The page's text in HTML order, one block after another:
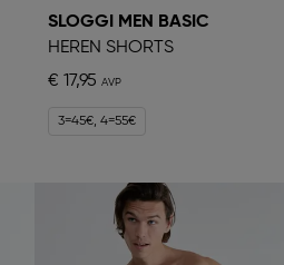
SLOGGI MEN BASIC
HEREN SHORTS
€ 17,95
3=45€, 4=55€